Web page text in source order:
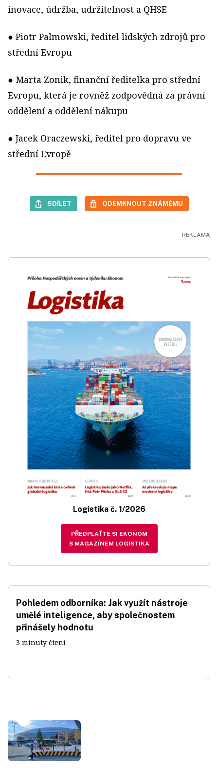
inovace, údržba, udržitelnost a QHSE
● Piotr Palmowski, ředitel lidských zdrojů pro
střední Evropu
● Marta Zonik, finanční ředitelka pro střední
Evropu, která je rovněž zodpovědná za právní
oddělení a oddělení nákupu
● Jacek Oraczewski, ředitel pro dopravu ve
střední Evropě
SDÍLET ODEMKNOUT ZNÁMÉMU
Logistika č. 1/2026
PŘEDPLAŤTE SI EKONOM
S MAGAZÍNEM LOGISTIKA
Pohledem odborníka: Jak využít nástroje
umělé inteligence, aby společnostem
přinášely hodnotu
3 minuty čtení